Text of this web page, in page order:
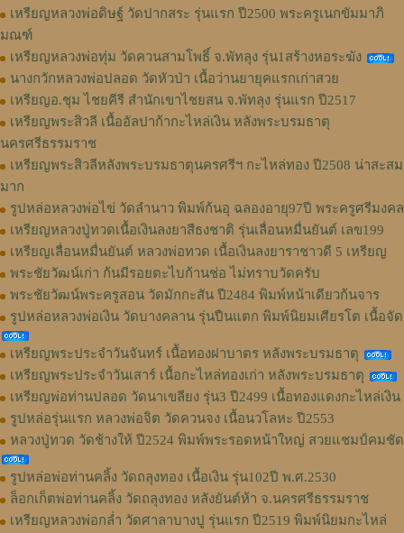
เหรียญหลวงพ่อดิษฐ์ วัดปากสระ รุ่นแรก ปี2500 พระครูเนกขัมมาภิ
มณฑ์
เหรียญหลวงพ่อทุ่ม วัดควนสามโพธิ์ จ.พัทลุง รุ่น1สร้างหอระฆัง
นางกวักหลวงพ่อปลอด วัดหัวป่า เนื้อว่านยายุคแรกเก่าสวย
เหรียญอ.ชุม ไชยคีรี สำนักเขาไชยสน จ.พัทลุง รุ่นแรก ปี2517
เหรียญพระสิวลี เนื้ออัลปาก้ากะไหล่เงิน หลังพระบรมธาตุ
นครศรีธรรมราช
เหรียญพระสิวลีหลังพระบรมธาตุนครศรีฯ กะไหล่ทอง ปี2508 น่าสะสม
มาก
รูปหล่อหลวงพ่อไข่ วัดลำนาว พิมพ์ก้นอุ ฉลองอายุ97ปี พระครูศรีมงคล
เหรียญหลวงปู่ทวดเนื้อเงินลงยาสีธงชาติ รุ่นเลื่อนหมื่นยันต์ เลข199
เหรียญเลื่อนหมื่นยันต์ หลวงพ่อทวด เนื้อเงินลงยาราชาวดี 5 เหรียญ
พระชัยวัฒน์เก่า ก้นมีรอยตะไบก้านช่อ ไม่ทราบวัดครับ
พระชัยวัฒน์พระครูสอน วัดมักกะสัน ปี2484 พิมพ์หน้าเดียวก้นจาร
รูปหล่อหลวงพ่อเงิน วัดบางคลาน รุ่นปืนแตก พิมพ์นิยมเศียรโต เนื้อจัด
เหรียญพระประจำวันจันทร์ เนื้อทองฝาบาตร หลังพระบรมธาตุ
เหรียญพระประจำวันเสาร์ เนื้อกะไหล่ทองเก่า หลังพระบรมธาตุ
เหรียญพ่อท่านปลอด วัดนาเขลียง รุ่น3 ปี2499 เนื้อทองแดงกะไหล่เงิน
รูปหล่อรุ่นแรก หลวงพ่อจิต วัดควนจง เนื้อนวโลหะ ปี2553
หลวงปู่ทวด วัดช้างให้ ปี2524 พิมพ์พระรอดหน้าใหญ่ สวยแชมป์คมชัด
รูปหล่อพ่อท่านคลิ้ง วัดถลุงทอง เนื้อเงิน รุ่น102ปี พ.ศ.2530
ล็อกเก็ตพ่อท่านคลิ้ง วัดถลุงทอง หลังยันต์ห้า จ.นครศรีธรรมราช
เหรียญหลวงพ่อกล่ำ วัดศาลาบางปู รุ่นแรก ปี2519 พิมพ์นิยมกะไหล่